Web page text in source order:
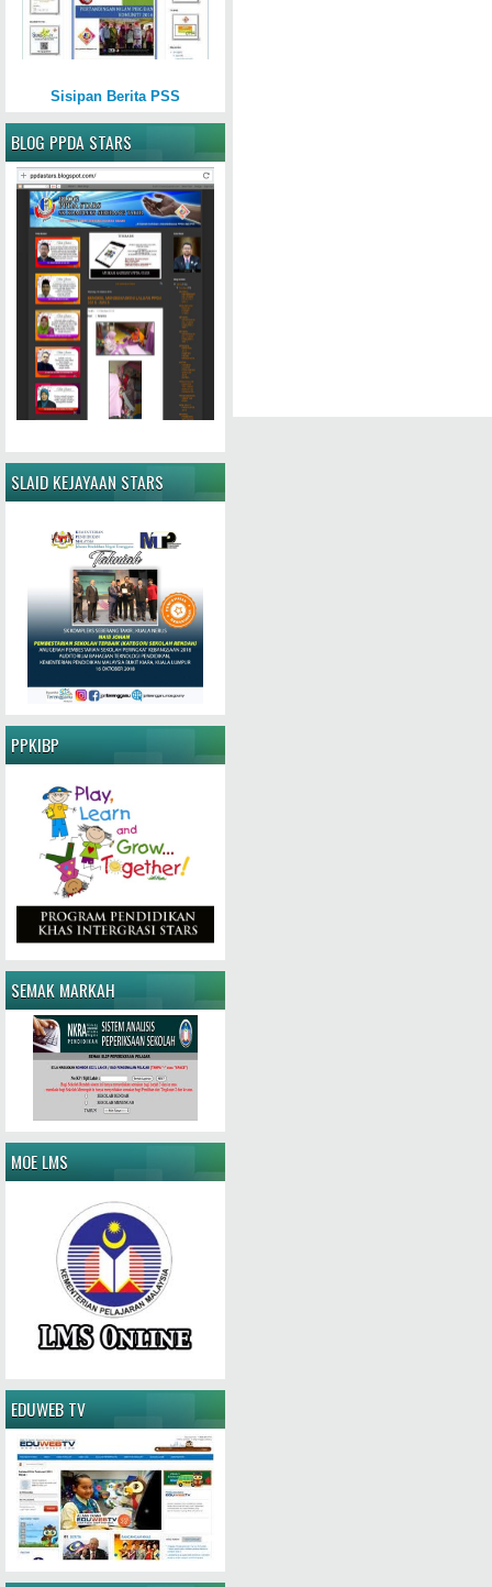
Sisipan Berita PSS
BLOG PPDA STARS
SLAID KEJAYAAN STARS
PPKIBP
SEMAK MARKAH
MOE LMS
EDUWEB TV